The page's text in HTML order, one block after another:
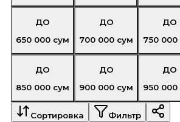
ДО
650 000 сум
ДО
700 000 сум
ДО
750 000
ДО
850 000 сум
ДО
900 000 сум
ДО
950 000
Сортировка Фильтр